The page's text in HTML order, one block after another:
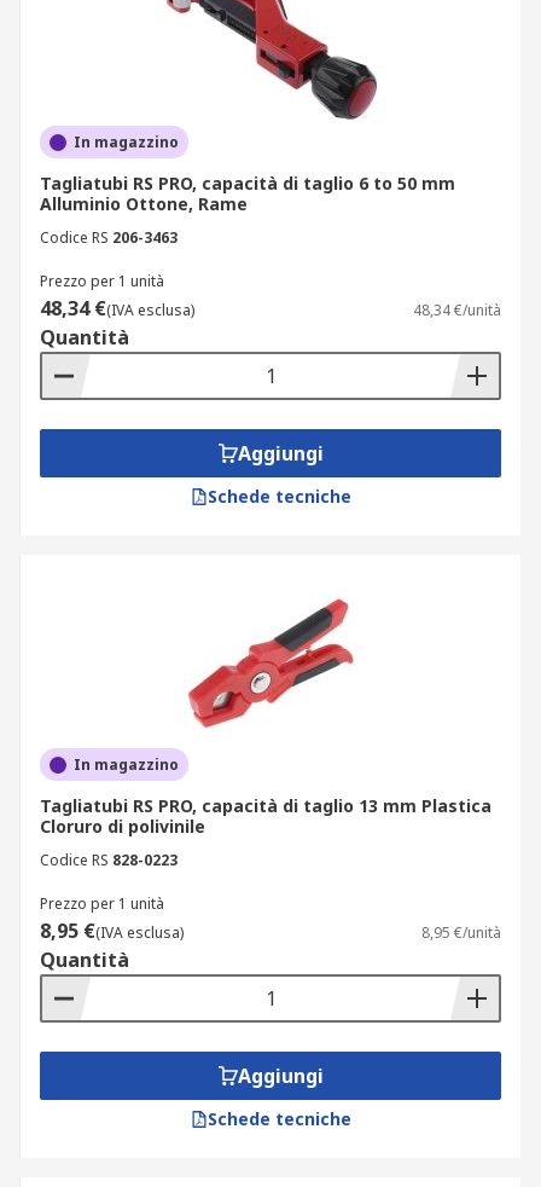
In magazzino
Tagliatubi RS PRO, capacità di taglio 6 to 50 mm
Alluminio Ottone, Rame
Codice RS 206-3463
Prezzo per 1 unità
48,34 €(IVA esclusa) 48,34 €/unità
Quantità
Aggiungi
Schede tecniche
In magazzino
Tagliatubi RS PRO, capacità di taglio 13 mm Plastica
Cloruro di polivinile
Codice RS 828-0223
Prezzo per 1 unità
8,95 €(IVA esclusa) 8,95 €/unità
Quantità
Aggiungi
Schede tecniche